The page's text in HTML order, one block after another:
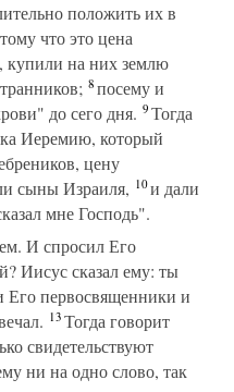
положить их в
что это цена
на них землю
8посему и
до сего дня. 9Тогда
Иеремию, который
цену
сыны Израиля, 10и дали
мне Господь".
И спросил Его
Иисус сказал ему: ты
Его первосвященники и
13Тогда говорит
свидетельствуют
ни на одно слово, так